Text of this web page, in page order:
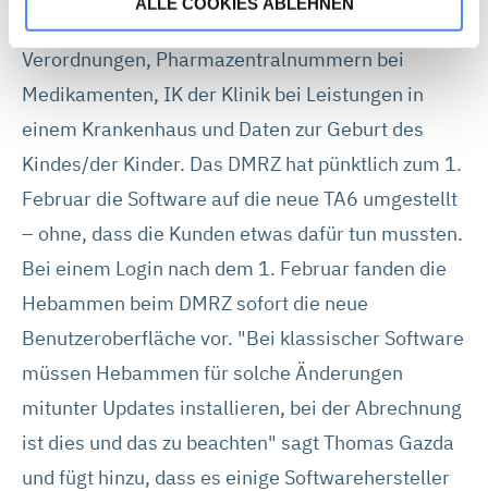
dass wir statistische Informationen über Ihren Besuch
Webangebot zu verbessern (Statistik-Cookies). Durch
„Alle Cookies akzeptieren“ stimmen Sie auch dem
Einsatz von Marketing-Cookies zu und erhalten auf Sie
zugeschnittene Werbung auch auf anderen Webseiten.
mit anderen Informationen verknüpfen und zur
Profilbildung verwenden. Sie können über die
Schaltflächen auch einzeln der Verwendung von Statistik-
Cookies oder Marketing-Cookies zustimmen. Die in der
Schaltfläche genannten „Präferenzen“ stellen Cookies
dar, die derzeit von DMRZ.de nicht verwendet werden.
Mit „Alle Cookies ablehnen“ können Sie die Marketing-
und Statistik-Cookies ablehnen. Über die Schaltflächen
Betriebsstättennummer und Diagnosedaten bei
Verordnungen, Pharmazentralnummern bei
Medikamenten, IK der Klinik bei Leistungen in
einem Krankenhaus und Daten zur Geburt des
Kindes/der Kinder. Das DMRZ hat pünktlich zum 1.
Februar die Software auf die neue TA6 umgestellt
– ohne, dass die Kunden etwas dafür tun mussten.
Bei einem Login nach dem 1. Februar fanden die
Hebammen beim DMRZ sofort die neue
Benutzeroberfläche vor. "Bei klassischer Software
müssen Hebammen für solche Änderungen
mitunter Updates installieren, bei der Abrechnung
ist dies und das zu beachten" sagt Thomas Gazda
und fügt hinzu, dass es einige Softwarehersteller